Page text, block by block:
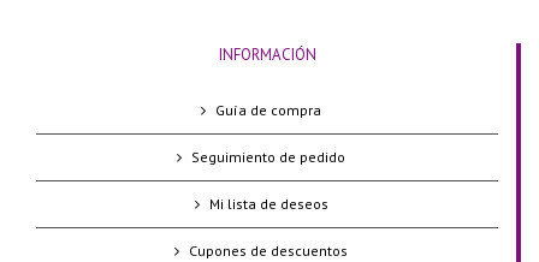
INFORMACIÓN
Guía de compra
Seguimiento de pedido
Mi lista de deseos
Cupones de descuentos